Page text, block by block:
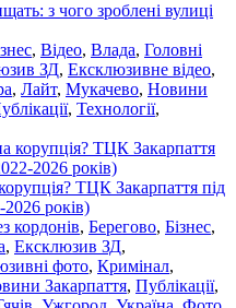
з чого зроблені вулиці
, Відео, Влада, Головні
ЗД, Ексклюзивне відео,
, Лайт, Мукачево, Новини
, Технології,
ТЦК Закарпаття під
років)
кордонів, Берегово, Бізнес,
, Ексклюзив ЗД,
фото, Кримінал,
Закарпаття, Публікації,